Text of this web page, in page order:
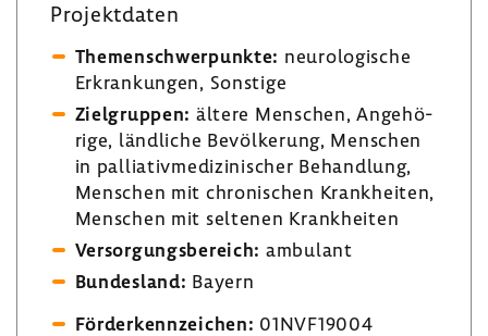
Projekt­daten
Themen­schwer­punkte: neuro­lo­gi­sche
Erkran­kungen, Sons­tige
Ziel­gruppen: ältere Menschen, Ange­hö­
rige, länd­liche Bevöl­ke­rung, Menschen
in pallia­tiv­me­di­zi­ni­scher Behand­lung,
Menschen mit chro­ni­schen Krank­heiten,
Menschen mit seltenen Krank­heiten
Versor­gungs­be­reich: ambu­lant
Bundes­land: Bayern
Förder­kenn­zei­chen: 01NVF19004